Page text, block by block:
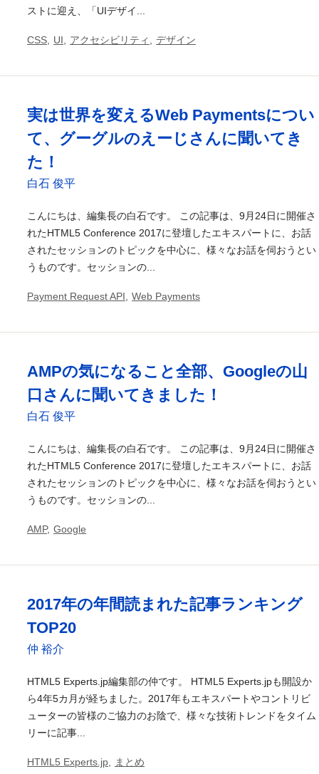
ストに迎え、「UIデザイ...
CSS UI アクセシビリティ デザイン
実は世界を変えるWeb Paymentsについ
て、グーグルのえーじさんに聞いてき
た！
白石 俊平
こんにちは、編集長の白石です。 この記事は、9月24日に開催さ
れたHTML5 Conference 2017に登壇したエキスパートに、お話
されたセッションのトピックを中心に、様々なお話を伺おうとい
うものです。セッションの...
Payment Request API Web Payments
AMPの気になること全部、Googleの山
口さんに聞いてきました！
白石 俊平
こんにちは、編集長の白石です。 この記事は、9月24日に開催さ
れたHTML5 Conference 2017に登壇したエキスパートに、お話
されたセッションのトピックを中心に、様々なお話を伺おうとい
うものです。セッションの...
AMP, Google
2017年の年間読まれた記事ランキング
TOP20
仲 裕介
HTML5 Experts.jp編集部の仲です。 HTML5 Experts.jpも開設か
ら4年5カ月が経ちました。2017年もエキスパートやコントリビ
ューターの皆様のご協力のお陰で、様々な技術トレンドをタイム
リーに記事...
HTML5 Experts.jp まとめ